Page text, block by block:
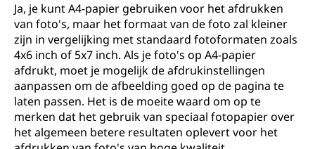
Ja, je kunt A4-papier gebruiken voor het afdrukken
van foto's, maar het formaat van de foto zal kleiner
zijn in vergelijking met standaard fotoformaten zoals
4x6 inch of 5x7 inch. Als je foto's op A4-papier
afdrukt, moet je mogelijk de afdrukinstellingen
aanpassen om de afbeelding goed op de pagina te
laten passen. Het is de moeite waard om op te
merken dat het gebruik van speciaal fotopapier over
het algemeen betere resultaten oplevert voor het